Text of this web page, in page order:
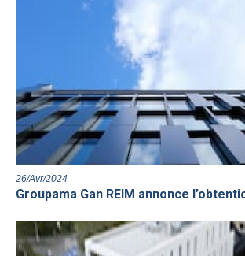
26/Avr/2024
Groupama Gan REIM annonce